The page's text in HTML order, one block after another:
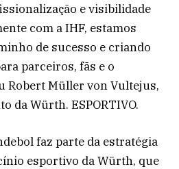
e visibilidade
com a IHF, estamos
de sucesso e criando
parceiros, fãs e o
Robert Müller von Vultejus,
da Würth. ESPORTIVO.
faz parte da estratégia
esportivo da Würth, que